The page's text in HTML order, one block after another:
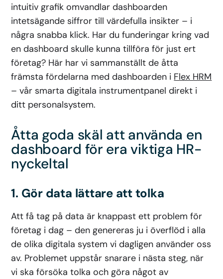
intuitiv grafik omvandlar dashboarden
intetsägande siffror till värdefulla insikter – i
några snabba klick. Har du funderingar kring vad
en dashboard skulle kunna tillföra för just ert
företag? Här har vi sammanställt de åtta
främsta fördelarna med dashboarden i Flex HRM
– vår smarta digitala instrumentpanel direkt i
ditt personalsystem.
Åtta goda skäl att använda en
dashboard för era viktiga HR-
nyckeltal
1. Gör data lättare att tolka
Att få tag på data är knappast ett problem för
företag i dag – den genereras ju i överflöd i alla
de olika digitala system vi dagligen använder oss
av. Problemet uppstår snarare i nästa steg, när
vi ska försöka tolka och göra något av